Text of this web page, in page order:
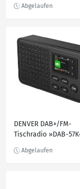
DENVER DAB+/FM-
Tischradio »DAB-